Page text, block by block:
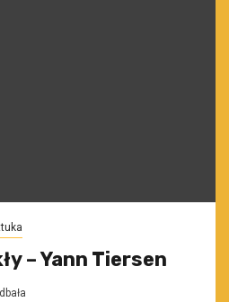
– Yann Tiersen